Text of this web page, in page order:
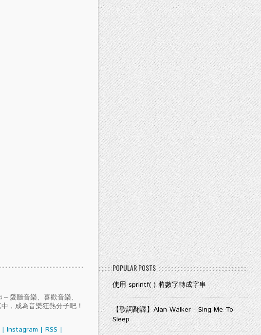
聽音樂、喜歡音樂、
，成為音樂狂熱分子吧！
| Instagram | RSS |
POPULAR POSTS
使用 sprintf( ) 將數字轉成字串
【歌詞翻譯】Alan Walker - Sing Me To
Sleep